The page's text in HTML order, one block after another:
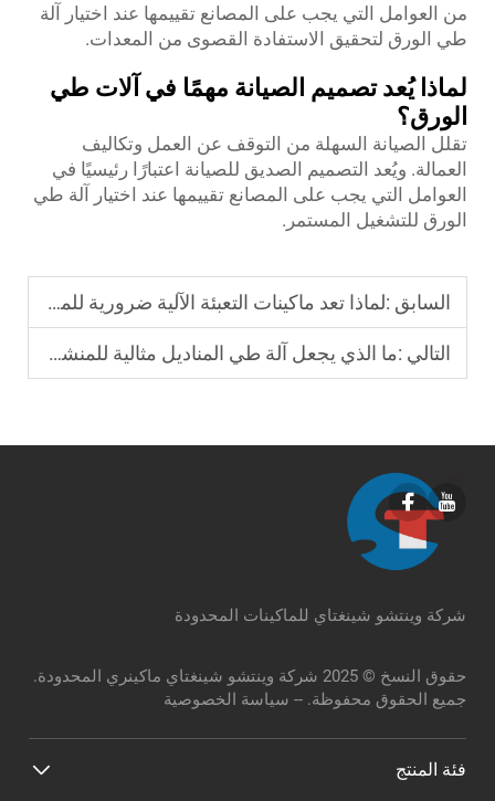
من العوامل التي يجب على المصانع تقييمها عند اختيار آلة
طي الورق لتحقيق الاستفادة القصوى من المعدات.
لماذا يُعد تصميم الصيانة مهمًا في آلات طي
الورق؟
تقلل الصيانة السهلة من التوقف عن العمل وتكاليف
العمالة. ويُعد التصميم الصديق للصيانة اعتبارًا رئيسيًا في
العوامل التي يجب على المصانع تقييمها عند اختيار آلة طي
الورق للتشغيل المستمر.
السابق :لماذا تعد ماكينات التعبئة الآلية ضرورية للمنشآت الحديثة؟
التالي :ما الذي يجعل آلة طي المناديل مثالية للمنشآت الكبيرة؟
شركة وينتشو شينغتاي للماكينات المحدودة
حقوق النسخ © 2025 شركة وينتشو شينغتاي ماكينري المحدودة.
جميع الحقوق محفوظة. -- سياسة الخصوصية
فئة المنتج